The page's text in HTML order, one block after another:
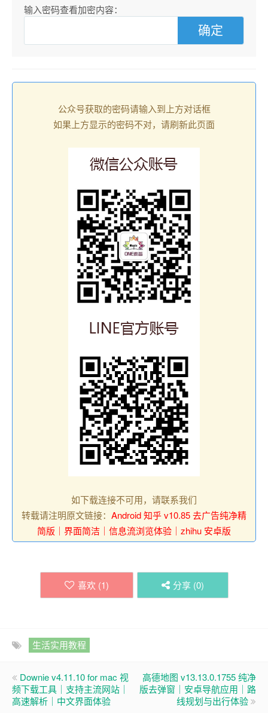
输入密码查看加密内容：
公众号获取的密码请输入到上方对话框
如果上方显示的密码不对，请刷新此页面
如下载连接不可用，请联系我们
转载请注明原文链接： Android 知乎 v10.85 去广告纯净精
简版｜界面简洁｜信息流浏览体验｜zhihu 安卓版
喜欢 (1) 分享 (0)
生活实用教程
Downie v4.11.10 for mac 视
频下载工具｜支持主流网站｜
高速解析｜中文界面体验
高德地图 v13.13.0.1755 纯净
版去弹窗｜安卓导航应用｜路
线规划与出行体验